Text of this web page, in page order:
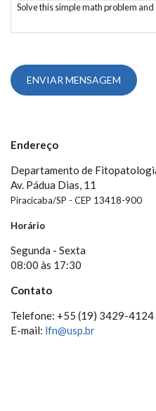
Solve this simple math problem
Endereço
Departamento de
Av. Pádua Dias, 11
Piracicaba/SP - CEP 13418-900
Horário
Segunda - Sexta
08:00 às 17:30
Contato
Telefone: +55 (19) 3429-4124
E-mail: lfn@usp.br